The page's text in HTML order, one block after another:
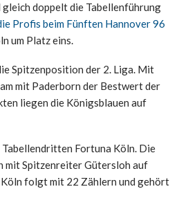
doppelt die Tabellenführung
Profis beim Fünften Hannover 96
um Platz eins.
Spitzenposition der 2. Liga. Mit
mit Paderborn der Bestwert der
liegen die Königsblauen auf
Fortuna Köln. Die
mit Spitzenreiter Gütersloh auf
folgt mit 22 Zählern und gehört